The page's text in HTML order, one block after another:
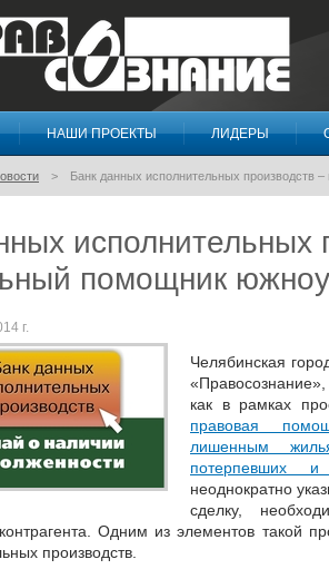
НАШИ ПРОЕКТЫ ЛИДЕРЫ
Банк данных исполнительных производств
исполнительных
помощник
г.
Челябинская
как в рамках
правовая
лишенным
потерпевших и
неоднократно
сделку,
Одним из элементов такой
производств.